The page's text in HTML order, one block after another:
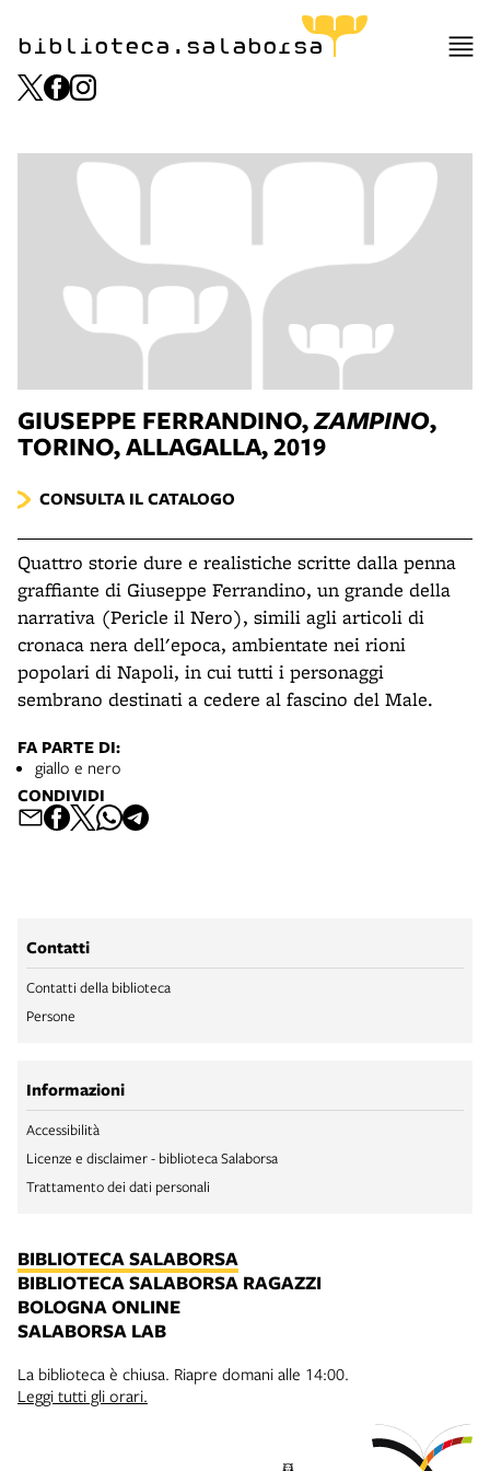
biblioteca.salaborsa
GIUSEPPE FERRANDINO,ZAMPINO,
TORINO, ALLAGALLA, 2019
CONSULTA IL CATALOGO
Quattro storie dure e realistiche scritte dalla penna
graffiante di Giuseppe Ferrandino, un grande della
narrativa (Pericle il Nero), simili agli articoli di
cronaca nera dell'epoca, ambientate nei rioni
popolari di Napoli, in cui tutti i personaggi
sembrano destinati a cedere al fascino del Male.
FA PARTE DI:
giallo e nero
CONDIVIDI
Contatti
Contatti della biblioteca
Persone
Informazioni
Accessibilità
Licenze e disclaimer - biblioteca Salaborsa
Trattamento dei dati personali
BIBLIOTECA SALABORSA
BIBLIOTECA SALABORSA RAGAZZI
BOLOGNA ONLINE
SALABORSA LAB
La biblioteca è chiusa. Riapre domani alle 14:00.
Leggi tutti gli orari.